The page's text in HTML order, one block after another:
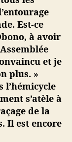
n
e
r
l
’
a
p
l
i
S
Est-ce
à avoir
et je
plus. »
s’atèle à
de la
Il est encore